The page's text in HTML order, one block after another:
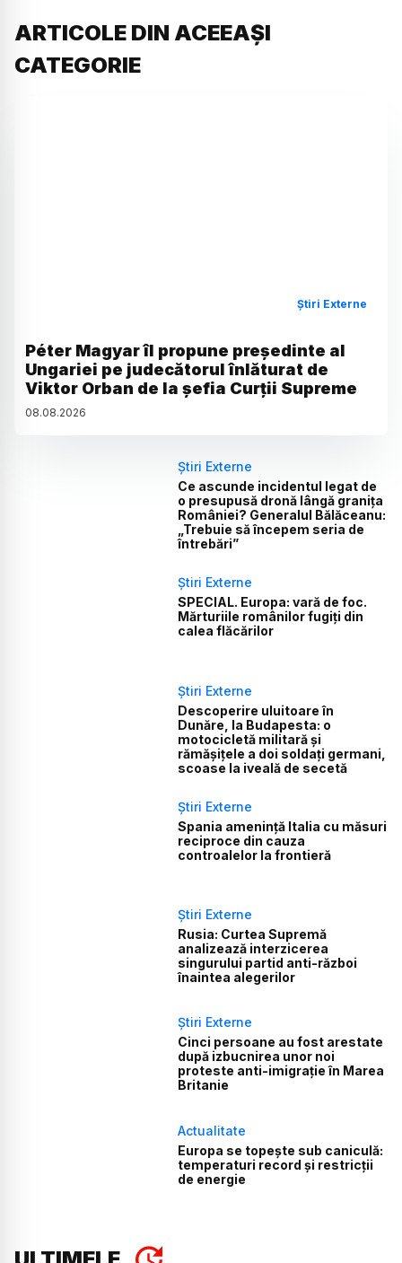
ARTICOLE DIN ACEEAȘI
CATEGORIE
Știri Externe
Péter Magyar îl propune președinte al
Ungariei pe judecătorul înlăturat de
Viktor Orban de la șefia Curții Supreme
08.08.2026
Știri Externe
Ce ascunde incidentul legat de
o presupusă dronă lângă granița
României? Generalul Bălăceanu:
„Trebuie să începem seria de
întrebări”
Știri Externe
SPECIAL. Europa: vară de foc.
Mărturiile românilor fugiți din
calea flăcărilor
Știri Externe
Descoperire uluitoare în
Dunăre, la Budapesta: o
motocicletă militară și
rămășițele a doi soldați germani,
scoase la iveală de secetă
Știri Externe
Spania amenință Italia cu măsuri
reciproce din cauza
controalelor la frontieră
Știri Externe
Rusia: Curtea Supremă
analizează interzicerea
singurului partid anti-război
înaintea alegerilor
Știri Externe
Cinci persoane au fost arestate
după izbucnirea unor noi
proteste anti-imigrație în Marea
Britanie
Actualitate
Europa se topește sub caniculă:
temperaturi record și restricții
de energie